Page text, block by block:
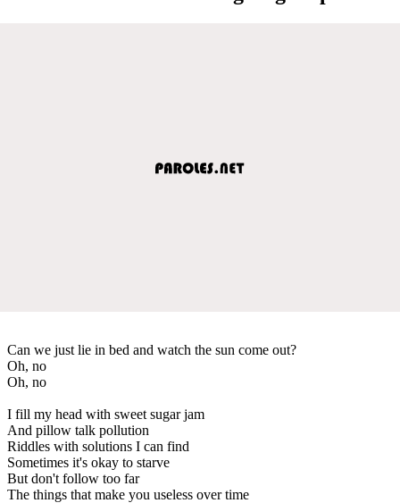
Can we just lie in bed and watch the sun come out?
Oh, no
Oh, no
I fill my head with sweet sugar jam
And pillow talk pollution
Riddles with solutions I can find
Sometimes it's okay to starve
But don't follow too far
The things that make you useless over time